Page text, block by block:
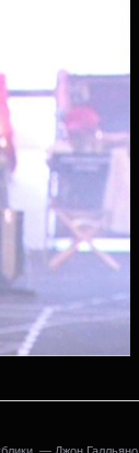
— Джон Галльяно,